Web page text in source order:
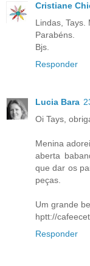
Cristiane
Lindas, Tays.
Parabéns.
Bjs.
Responder
Lucia Bara
Oi Tays,
Menina
aberta
que dar os
peças.
Um grande
hptt://
Responder